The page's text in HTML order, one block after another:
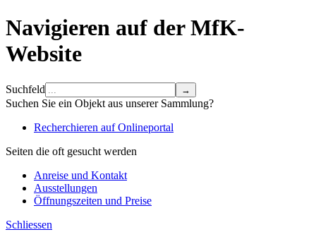
Navigieren auf der MfK-
Website
Suchfeld
Suchen Sie ein Objekt aus unserer Sammlung?
Recherchieren auf Onlineportal
Seiten die oft gesucht werden
Anreise und Kontakt
Ausstellungen
Öffnungszeiten und Preise
Schliessen